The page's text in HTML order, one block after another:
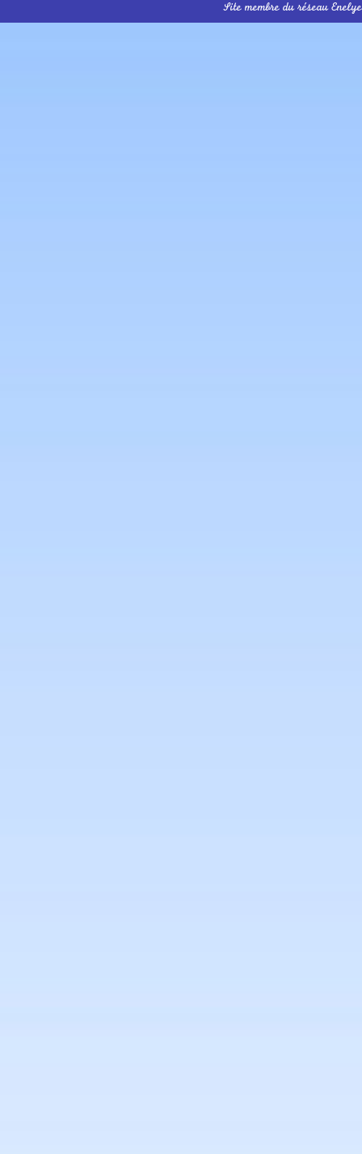
Site membre du réseau Enelye